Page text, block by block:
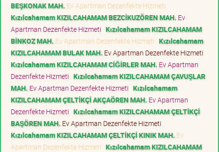
BEŞKONAK MAH. Ev Apartman Dezenfekte Hizmeti
Kızılcahamam KIZILCAHAMAM BEZCİKUZÖREN MAH. Ev
Apartman Dezenfekte Hizmeti Kızılcahamam KIZILCAHAMAM
BİNKOZ MAH. Ev Apartman Dezenfekte Hizmeti Kızılcahamam
KIZILCAHAMAM BULAK MAH. Ev Apartman Dezenfekte Hizmeti
Kızılcahamam KIZILCAHAMAM CİĞİRLER MAH. Ev Apartman
Dezenfekte Hizmeti Kızılcahamam KIZILCAHAMAM ÇAVUŞLAR
MAH. Ev Apartman Dezenfekte Hizmeti Kızılcahamam
KIZILCAHAMAM ÇELTİKÇİ AKÇAÖREN MAH. Ev Apartman
Dezenfekte Hizmeti Kızılcahamam KIZILCAHAMAM ÇELTİKÇİ
BAŞÖREN MAH. Ev Apartman Dezenfekte Hizmeti
Kızılcahamam KIZILCAHAMAM ÇELTİKÇİ KINIK MAH. Ev
Apartman Dezenfekte Hizmeti Kızılcahamam KIZILCAHAMAM